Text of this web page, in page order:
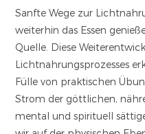
Sanfte Wege zur
weiterhin das Essen
Quelle. Diese
Lichtnahrungsprozesses
Fülle von praktischen
Strom der göttlichen,
mental und spirituell